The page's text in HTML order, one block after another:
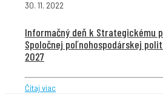
30. 11. 2022
Informačný deň k Strategickému
Spoločnej poľnohospodárskej
2027
Čítaj viac